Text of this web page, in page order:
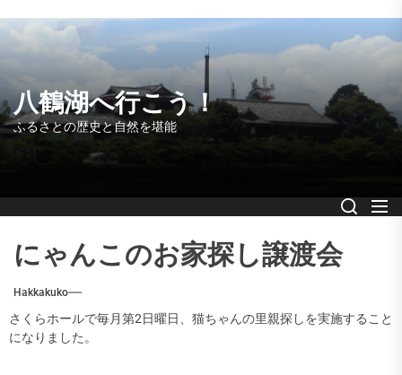
Skip
to
the
content
八鶴湖へ行こう！
ふるさとの歴史と自然を堪能
にゃんこのお家探し譲渡会
Hakkakuko
さくらホールで毎月第2日曜日、猫ちゃんの里親探しを実施すること
になりました。